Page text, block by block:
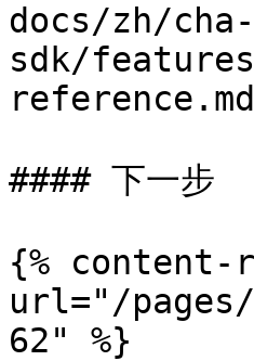
docs/zh/
sdk/
#### 下一步
{% content-
url="/pages/
62" %}